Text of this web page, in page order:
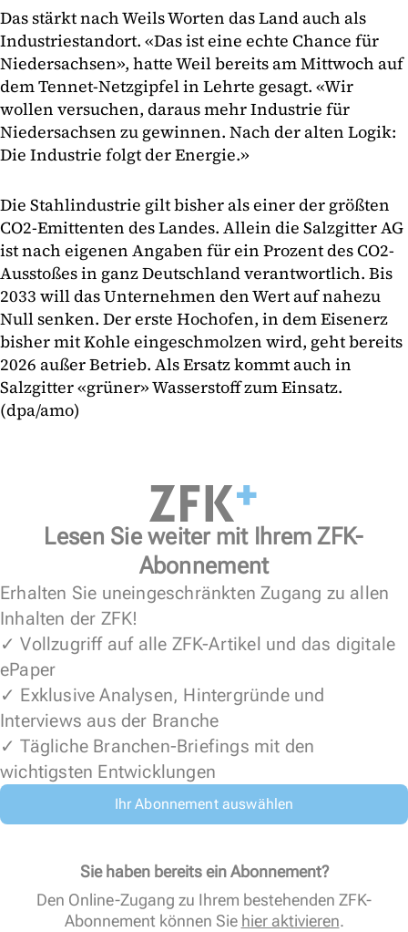
Das stärkt nach Weils Worten das Land auch als
Industriestandort. «Das ist eine echte Chance für
Niedersachsen», hatte Weil bereits am Mittwoch auf
dem Tennet-Netzgipfel in Lehrte gesagt. «Wir
wollen versuchen, daraus mehr Industrie für
Niedersachsen zu gewinnen. Nach der alten Logik:
Die Industrie folgt der Energie.»
Die Stahlindustrie gilt bisher als einer der größten
CO2-Emittenten des Landes. Allein die Salzgitter AG
ist nach eigenen Angaben für ein Prozent des CO2-
Ausstoßes in ganz Deutschland verantwortlich. Bis
2033 will das Unternehmen den Wert auf nahezu
Null senken. Der erste Hochofen, in dem Eisenerz
bisher mit Kohle eingeschmolzen wird, geht bereits
2026 außer Betrieb. Als Ersatz kommt auch in
Salzgitter «grüner» Wasserstoff zum Einsatz.
(dpa/amo)
Lesen Sie weiter mit Ihrem ZFK-
Abonnement
Erhalten Sie uneingeschränkten Zugang zu allen
Inhalten der ZFK!
✓ Vollzugriff auf alle ZFK-Artikel und das digitale
ePaper
✓ Exklusive Analysen, Hintergründe und
Interviews aus der Branche
✓ Tägliche Branchen-Briefings mit den
wichtigsten Entwicklungen
Ihr Abonnement auswählen
Sie haben bereits ein Abonnement?
Den Online-Zugang zu Ihrem bestehenden ZFK-
Abonnement können Sie hier aktivieren.